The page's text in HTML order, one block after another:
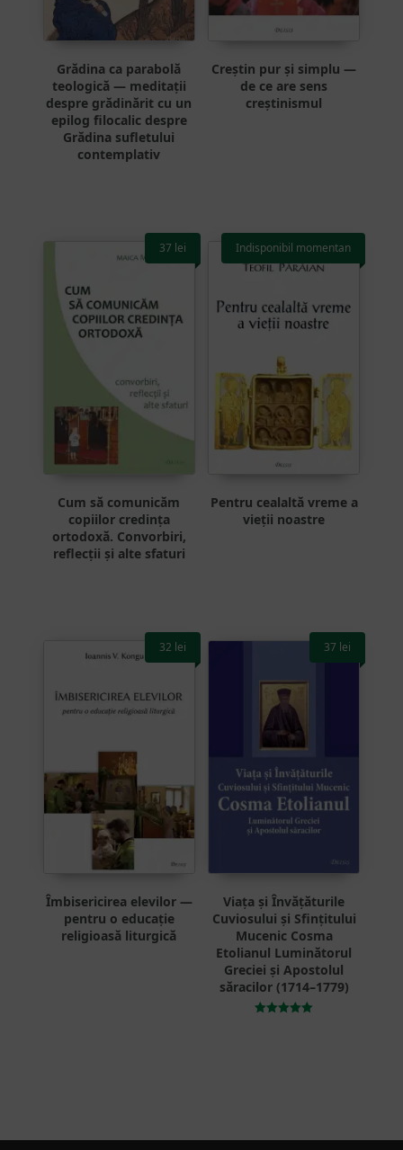
Grădina ca parabolă
teologică — meditații
despre grădinărit cu un
epilog filocalic despre
Grădina sufletului
contemplativ
Creștin pur și simplu —
de ce are sens
creștinismul
Cum să comunicăm
copiilor credința
ortodoxă. Convorbiri,
reflecții și alte sfaturi
37 lei
Pentru cealaltă vreme a
vieții noastre
Indisponibil momentan
Îmbisericirea elevilor —
pentru o educație
religioasă liturgică
32 lei
Viața și Învățăturile
Cuviosului și Sfințitului
Mucenic Cosma
Etolianul Luminătorul
Greciei și Apostolul
săracilor (1714–1779)
37 lei